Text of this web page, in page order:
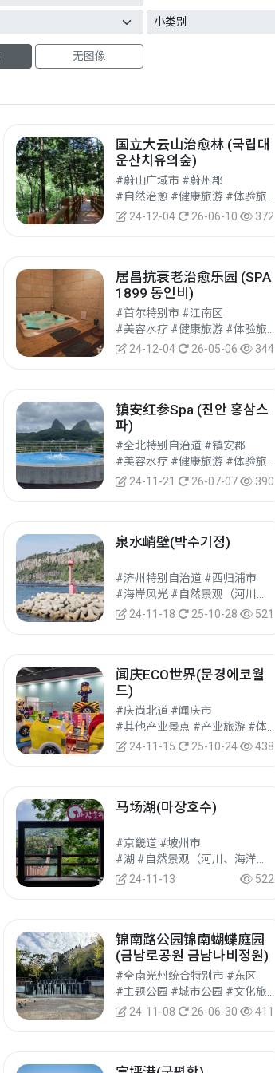
无图像
国立大云山治愈林 (국립대
운산치유의숲)
#蔚山广域市 #蔚州郡
24-12-04
26-06-10 372
居昌抗衰老治愈乐园 (SPA
1899 동인비)
#首尔特别市 #江南区
24-12-04
26-05-06 344
镇安红参Spa (진안 홍삼스
파)
#全北特别自治道 #镇安郡
24-11-21
26-07-07 390
泉水峭壁(박수기정)
#济州特别自治道 #西归浦市
24-11-18
25-10-28 521
闻庆ECO世界(문경에코월
드)
#庆尚北道 #闻庆市
24-11-15
25-10-24 438
马场湖(마장호수)
#京畿道 #坡州市
24-11-13
522
锦南路公园锦南蝴蝶庭园
(금남로공원 금남나비정원)
#全南光州统合特别市 #东区
24-11-08
26-06-30 411